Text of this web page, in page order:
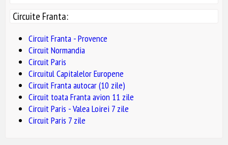
Circuite Franta:
Circuit Franta - Provence
Circuit Normandia
Circuit Paris
Circuitul Capitalelor Europene
Circuit Franta autocar (10 zile)
Circuit toata Franta avion 11 zile
Circuit Paris - Valea Loirei 7 zile
Circuit Paris 7 zile